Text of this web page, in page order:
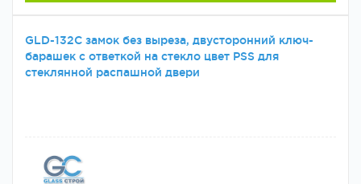
GLD-132C замок без выреза, двусторонний ключ-
барашек с ответкой на стекло цвет PSS для
стеклянной распашной двери